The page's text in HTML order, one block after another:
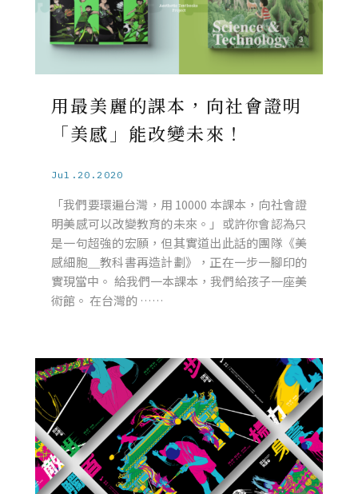
用最美麗的課本，向社會證明
「美感」能改變未來！
Jul.20.2020
「我們要環遍台灣，用 10000 本課本，向社會證
明美感可以改變教育的未來。」或許你會認為只
是一句超強的宏願，但其實道出此話的團隊《美
感細胞＿教科書再造計劃》，正在一步一腳印的
實現當中。 給我們一本課本，我們給孩子一座美
術館。 在台灣的 ……